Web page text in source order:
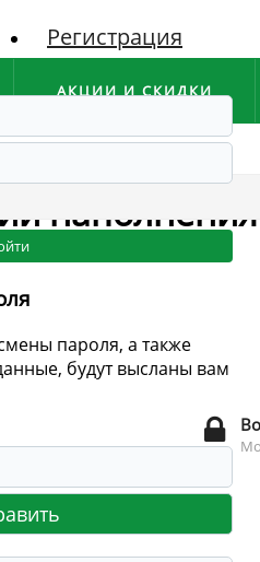
АКЦИИ И СКИДКИ
и обмен
наполнения
Регистрация
пароля, а также
будут высланы вам